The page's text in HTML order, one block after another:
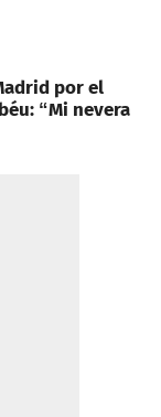
por el
“Mi nevera